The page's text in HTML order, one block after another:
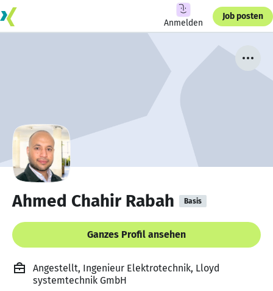
Anmelden
Job posten
Ahmed Chahir Rabah Basis
Ganzes Profil ansehen
Angestellt, Ingenieur Elektrotechnik, Lloyd
systemtechnik GmbH